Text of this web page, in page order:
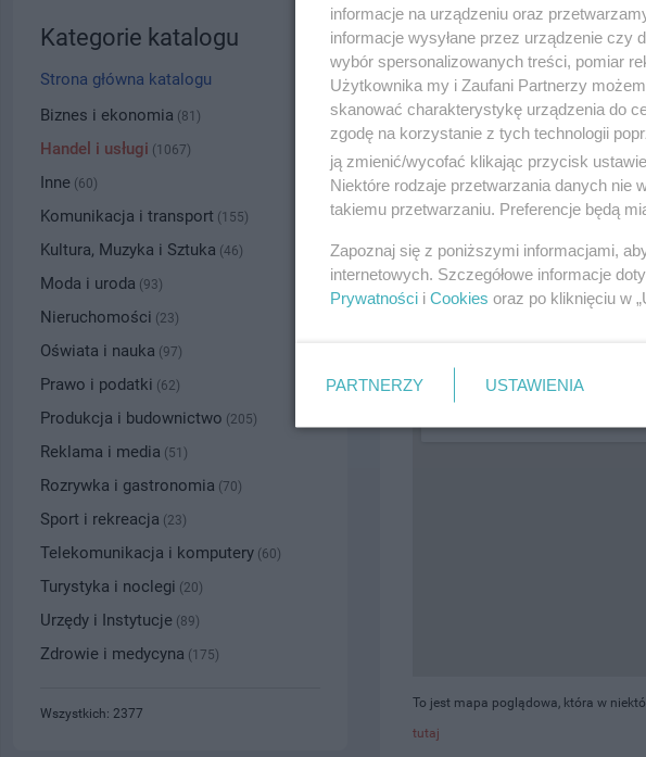
Tomek Sklep
ul. Kilińskiego 22, 83-110
5337287
Kategoria:Handel i usługi
PRZYBLIŻONA
To jest mapa poglądowa, która w
tutaj
Kategorie katalogu
Strona główna katalogu
Biznes i ekonomia (81)
Handel i usługi (1067)
Inne (60)
Komunikacja i transport (155)
Kultura, Muzyka i Sztuka (46)
Moda i uroda (93)
Nieruchomości (23)
Oświata i nauka (97)
Prawo i podatki (62)
Produkcja i budownictwo (205)
Reklama i media (51)
Rozrywka i gastronomia (70)
Sport i rekreacja (23)
Telekomunikacja i komputery (60)
Turystyka i noclegi (20)
Urzędy i Instytucje (89)
Zdrowie i medycyna (175)
Wszystkich: 2377
informacje na urządzeniu oraz
informacje wysyłane przez urządzenie czy
wybór spersonalizowanych treści, pomiar
Użytkownika my i Zaufani Partnerzy
skanować charakterystykę urządzenia do
zgodę na korzystanie z tych technologii
ją zmienić/wycofać klikając przycisk
Niektóre rodzaje przetwarzania danych nie
takiemu przetwarzaniu. Preferencje będą
Zapoznaj się z poniższymi informacjami,
internetowych. Szczegółowe informacje
Prywatności i Cookies oraz po kliknięciu w
PARTNERZY USTAWIENIA